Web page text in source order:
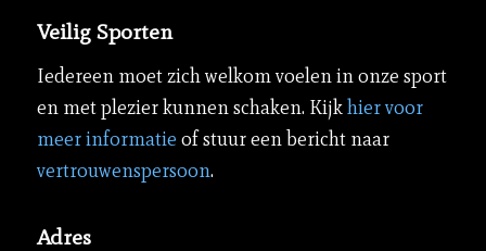
Veilig Sporten
Iedereen moet zich welkom voelen in onze sport
en met plezier kunnen schaken. Kijkhier voor
meer informatie of stuur een bericht naar
vertrouwenspersoon.
Adres